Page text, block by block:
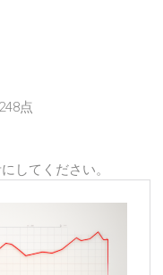
点
してください。